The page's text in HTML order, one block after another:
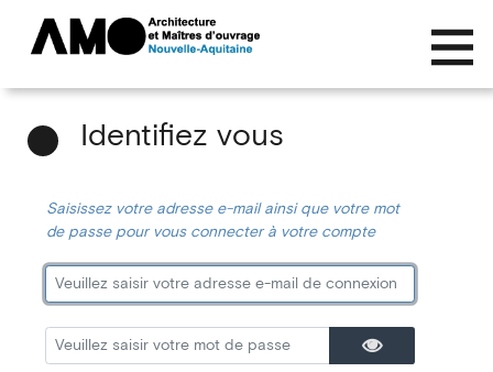
Identifiez vous
Saisissez votre adresse e-mail ainsi que votre mot
de passe pour vous connecter à votre compte